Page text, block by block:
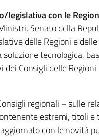
legislativa con le
Senato della
delle Regioni e
tecnologica,
Consigli delle
regionali – sulle
estremi, titoli
con le novità